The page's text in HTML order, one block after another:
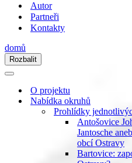
Autor
Partneři
Kontakty
domů
Rozbalit
Navigační
Navigační
O projektu
Nabídka okruhů
Prohlídky
Antošovice
Jantosche
obcí Ostravy
Bartovice: